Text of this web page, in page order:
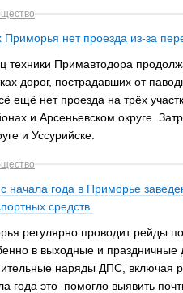
Приморья нет проезда из-за
техники Примавтодора
дорог, пострадавших от
ещё нет проезда на трёх
и Арсеньевском округе.
и Уссурийске.
начала года в Приморье
средств
регулярно проводит рейды
в выходные и праздничные
наряды ДПС, включая
года это помогло выявить